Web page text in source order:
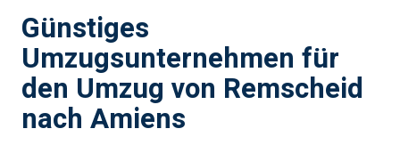
Günstiges
Umzugsunternehmen für
den Umzug von Remscheid
nach Amiens